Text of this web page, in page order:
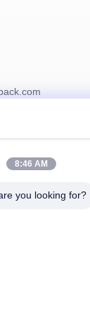
für
8:46 AM
you looking for?